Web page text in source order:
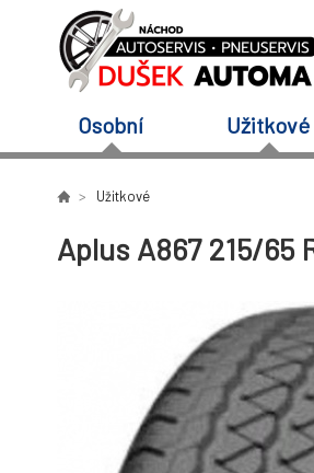
Osobní Užitkové
Užitkové
Aplus A867 215/65